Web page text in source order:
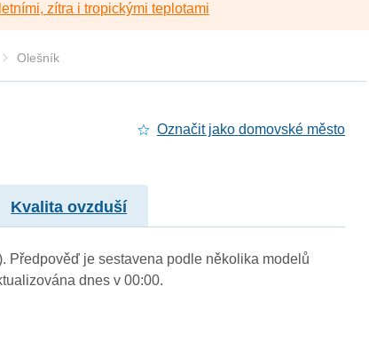
zítra i tropickými teplotami
Olešník
Označit jako domovské město
Kvalita ovzduší
Předpověď je sestavena podle několika modelů
dnes v 00:00.